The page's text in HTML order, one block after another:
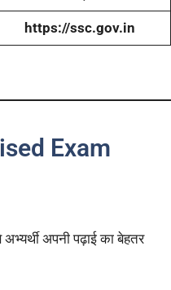
https://ssc.gov.in
Exam
अभ्यर्थी अपनी पढ़ाई का बेहतर